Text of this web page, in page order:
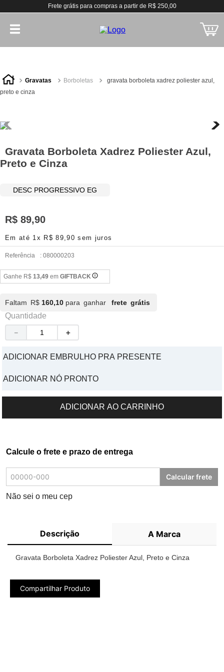
Frete grátis para compras a partir de R$ 250,00
gravatas borboletas
gravata borboleta xadrez poliester azul,
preto e cinza
Gravata Borboleta Xadrez Poliester Azul,
Preto e Cinza
DESC PROGRESSIVO EG
R$ 89,90
Em até 1x R$ 89,90 sem juros
Referência : 080000203
Ganhe R$ 13,49 em GIFTBACK
Faltam R$ 160,10 para ganhar frete grátis
Quantidade
＋
－
ADICIONAR EMBRULHO PRA PRESENTE
ADICIONAR NÓ PRONTO
ADICIONAR AO CARRINHO
Calcule o frete e prazo de entrega
Calcular frete
Não sei o meu cep
Descrição A Marca
Gravata Borboleta Xadrez Poliester Azul, Preto e Cinza
Compartilhar Produto